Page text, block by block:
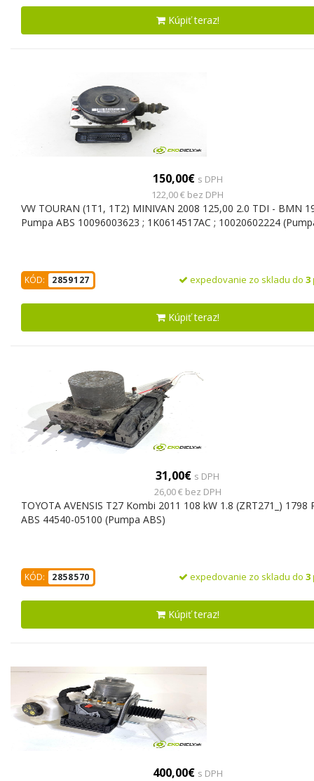
Kúpiť teraz!
150,00€ s DPH
122,00 € bez DPH
VW TOURAN (1T1, 1T2) MINIVAN 2008 125,00 2.0 TDI - BMN
Pumpa ABS 10096003623 ; 1K0614517AC ; 10020602224
KÓD: 2859127 expedovanie zo skladu do 3
Kúpiť teraz!
31,00€ s DPH
26,00 € bez DPH
TOYOTA AVENSIS T27 Kombi 2011 108 kW 1.8 (ZRT271_) 1798
ABS 44540-05100 (Pumpa ABS)
KÓD: 2858570 expedovanie zo skladu do 3
Kúpiť teraz!
400,00€ s DPH